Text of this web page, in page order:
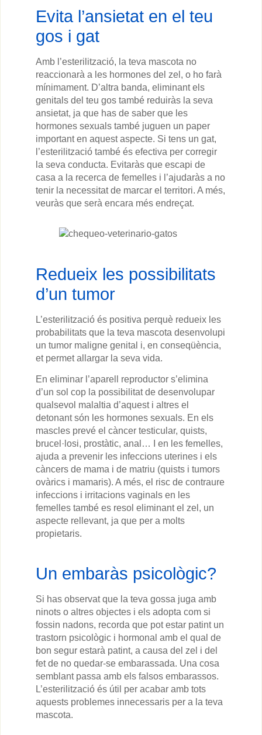
Evita l’ansietat en el teu
gos i gat
Amb l’esterilització, la teva mascota no
reaccionarà a les hormones del zel, o ho farà
mínimament. D’altra banda, eliminant els
genitals del teu gos també reduiràs la seva
ansietat, ja que has de saber que les
hormones sexuals també juguen un paper
important en aquest aspecte. Si tens un gat,
l’esterilització també és efectiva per corregir
la seva conducta. Evitaràs que escapi de
casa a la recerca de femelles i l’ajudaràs a no
tenir la necessitat de marcar el territori. A més,
veuràs que serà encara més endreçat.
Redueix les possibilitats
d’un tumor
L’esterilització és positiva perquè redueix les
probabilitats que la teva mascota desenvolupi
un tumor maligne genital i, en conseqüència,
et permet allargar la seva vida.
En eliminar l’aparell reproductor s’elimina
d’un sol cop la possibilitat de desenvolupar
qualsevol malaltia d’aquest i altres el
detonant són les hormones sexuals. En els
mascles prevé el càncer testicular, quists,
brucel·losi, prostàtic, anal… I en les femelles,
ajuda a prevenir les infeccions uterines i els
càncers de mama i de matriu (quists i tumors
ovàrics i mamaris). A més, el risc de contraure
infeccions i irritacions vaginals en les
femelles també es resol eliminant el zel, un
aspecte rellevant, ja que per a molts
propietaris.
Un embaràs psicològic?
Si has observat que la teva gossa juga amb
ninots o altres objectes i els adopta com si
fossin nadons, recorda que pot estar patint un
trastorn psicològic i hormonal amb el qual de
bon segur estarà patint, a causa del zel i del
fet de no quedar-se embarassada. Una cosa
semblant passa amb els falsos embarassos.
L’esterilització és útil per acabar amb tots
aquests problemes innecessaris per a la teva
mascota.